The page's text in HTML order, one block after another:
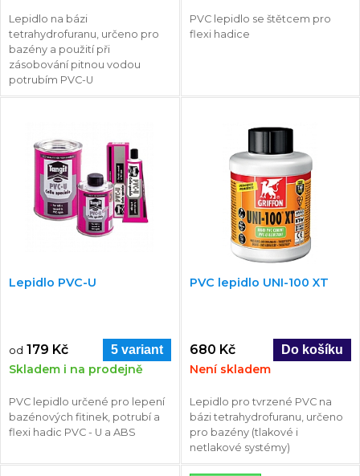
Lepidlo na bázi
tetrahydrofuranu, určeno pro
bazény a použití při
zásobování pitnou vodou
potrubím PVC-U
PVC lepidlo se štětcem pro
flexi hadice
Lepidlo PVC-U
od 179 Kč 5 variant
Skladem i na prodejně
PVC lepidlo určené pro lepení
bazénových fitinek, potrubí a
flexi hadic PVC - U a ABS
PVC lepidlo UNI-100 XT
680 Kč
Není skladem
Lepidlo pro tvrzené PVC na
bázi tetrahydrofuranu, určeno
pro bazény (tlakové i
netlakové systémy)